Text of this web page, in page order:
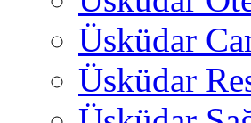
Üsküdar
Üsküdar